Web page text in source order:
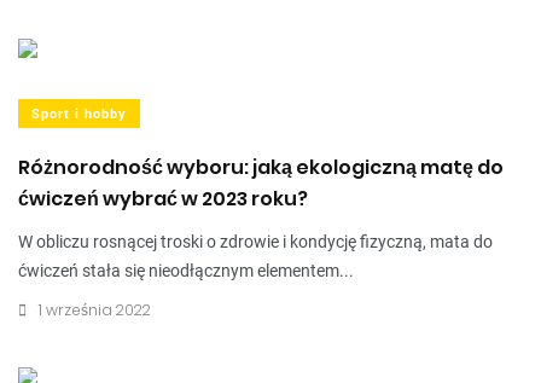
Sport i hobby
Różnorodność wyboru: jaką ekologiczną matę do
ćwiczeń wybrać w 2023 roku?
W obliczu rosnącej troski o zdrowie i kondycję fizyczną, mata do
ćwiczeń stała się nieodłącznym elementem...
1 września 2022